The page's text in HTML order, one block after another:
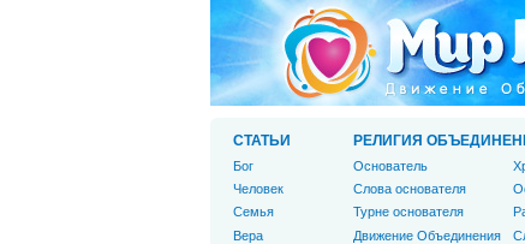
СТАТЬИ
Бог
Человек
Cемья
Вера
РЕЛИГИЯ
Основатель
Слова основателя
Турне основателя
Движение Объединения